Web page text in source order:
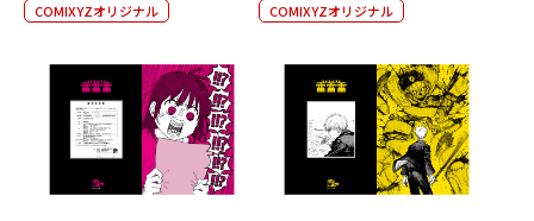
COMIXYZオリジナル COMIXYZオリジナル